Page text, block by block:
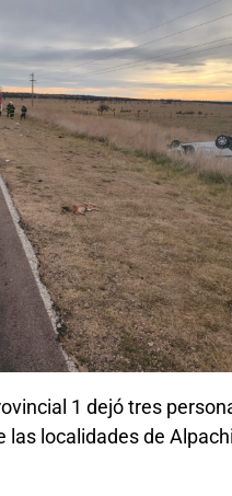
1 dejó tres
localidades de